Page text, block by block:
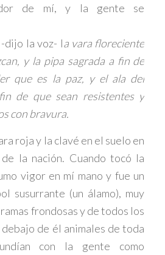
de mí, y la gente se
-dijo la voz- la vara floreciente
y la pipa sagrada a fin de
que es la paz, y el ala del
de que sean resistentes y
con bravura.
roja y la clavé en el suelo en
la nación. Cuando tocó la
vigor en mí mano y fue un
susurrante (un álamo), muy
frondosas y de todos los
de él animales de toda
con la gente como